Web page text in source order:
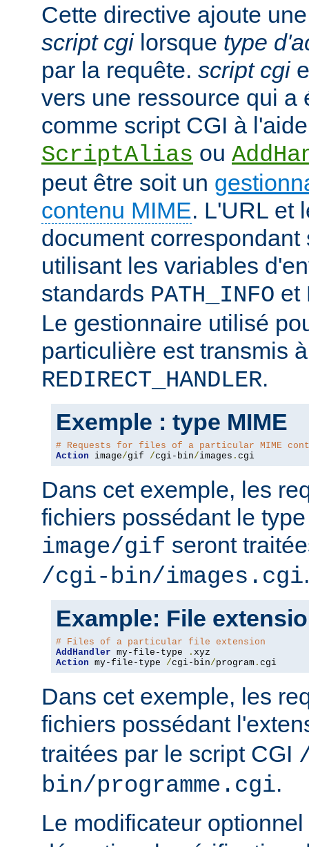
Cette directive ajoute
script cgilorsque type
par la requête. script cgi
vers une ressource qui a
comme script CGI à
ScriptAlias ou
peut être soit un
contenu MIME. L'URL et
document
utilisant les variables
standards PATH_INFO et
Le gestionnaire utilisé
particulière est transmis
REDIRECT_HANDLER.
Exemple : type MIME
# Requests for files of a particular MIME
Action image/gif /cgi-bin/images . cgi
Dans cet exemple, les
fichiers possédant le
image/gif seront
/cgi-bin/images.cgi.
Example: File
# Files of a particular file extension
AddHandler my-file-type .
Action my-file-type /cgi-bin/program . cgi
Dans cet exemple, les
fichiers possédant
traitées par le script CGI
bin/programme.cgi.
Le modificateur optionnel